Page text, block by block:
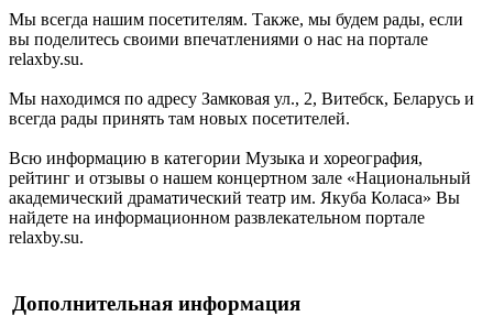
Мы всегда нашим посетителям. Также, мы будем рады, если
вы поделитесь своими впечатлениями о нас на портале
relaxby.su.
Мы находимся по адресу Замковая ул., 2, Витебск, Беларусь и
всегда рады принять там новых посетителей.
Всю информацию в категории Музыка и хореография,
рейтинг и отзывы о нашем концертном зале «Национальный
академический драматический театр им. Якуба Коласа» Вы
найдете на информационном развлекательном портале
relaxby.su.
Дополнительная информация